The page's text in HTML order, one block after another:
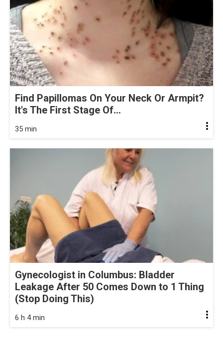
Find Papillomas On Your Neck Or Armpit?
It's The First Stage Of...
35 min
Gynecologist in Columbus: Bladder
Leakage After 50 Comes Down to 1 Thing
(Stop Doing This)
6 h 4 min